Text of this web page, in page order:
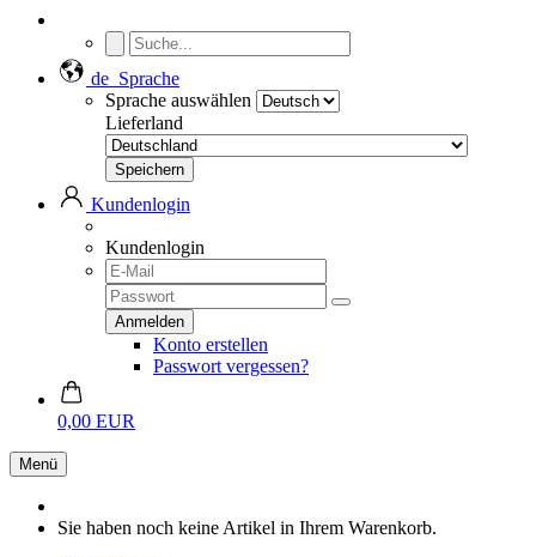
de Sprache
Sprache auswählen
Lieferland
Kundenlogin
Kundenlogin
Konto erstellen
Passwort vergessen?
0,00 EUR
Menü
Sie haben noch keine Artikel in Ihrem Warenkorb.